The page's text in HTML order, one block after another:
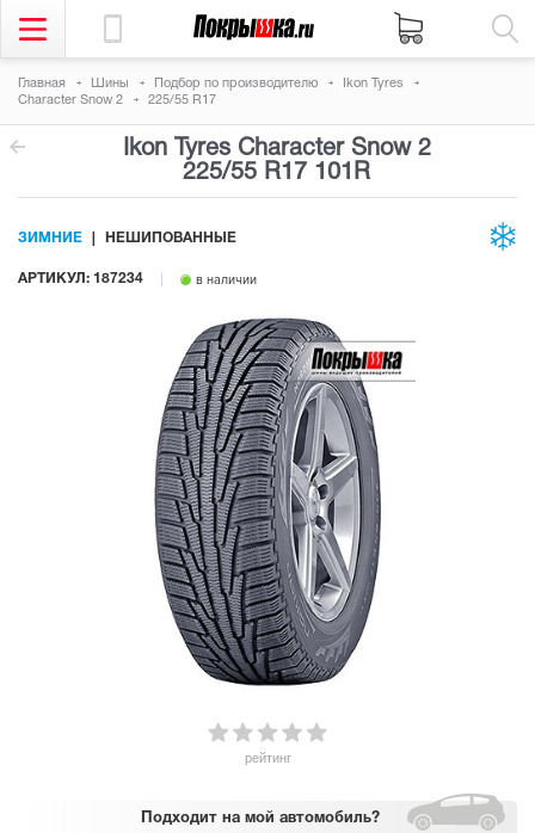
Главная Шины Подбор по производителю
Ikon Tyres
Character Snow 2
225/55 R17
Ikon Tyres Character Snow 2
225/55 R17 101R
рейтинг
АРТИКУЛ: 187234 в наличии
ЗИМНИЕ НЕШИПОВАННЫЕ
Подходит на мой автомобиль?